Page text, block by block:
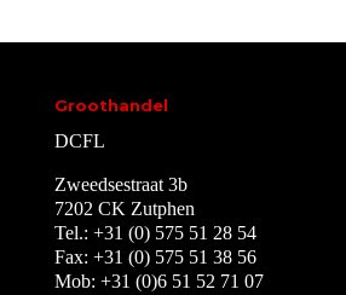
Groothandel
DCFL
Zweedsestraat 3b
7202 CK Zutphen
Tel.: +31 (0) 575 51 28 54
Fax: +31 (0) 575 51 38 56
Mob: +31 (0)6 51 52 71 07